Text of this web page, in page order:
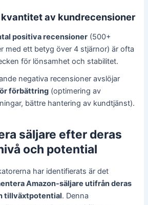
kvantitet av kundrecensioner
positiva recensioner (500+
med ett betyg över 4 stjärnor) är ofta
för lönsamhet och stabilitet.
negativa recensioner avslöjar
förbättring (optimering av
bättre hantering av kundtjänst).
säljare efter deras
och potential
har identifierats är det
Amazon-säljare utifrån deras
tillväxtpotential. Denna